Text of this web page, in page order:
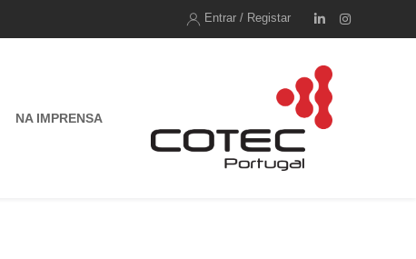
Entrar / Registar
NA IMPRENSA